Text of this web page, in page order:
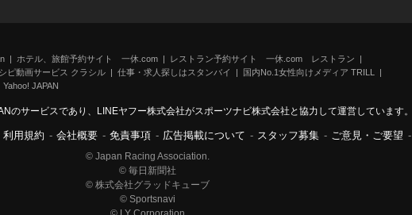
ホテル、旅館予約サイト 一休.com
レストラン予約サイト 一休.com レストラン
ピ動画サービス クラシル 仕事・求人探しはスタンバイ
国内No.1女性向けメディア TRILL
Yahoo! JAPAN
のサービスであり、LINEヤフー株式会社がスポーツナビ株式会社と協力して運営しています。
利用規約 - 会社概要 - 免責事項 - 広告掲載について - スタッフ募集 - ご意見・ご要望 -
© Japan Racing Association.
© 毎日新聞社
© 株式会社グラッドキューブ
© Sportsnavi